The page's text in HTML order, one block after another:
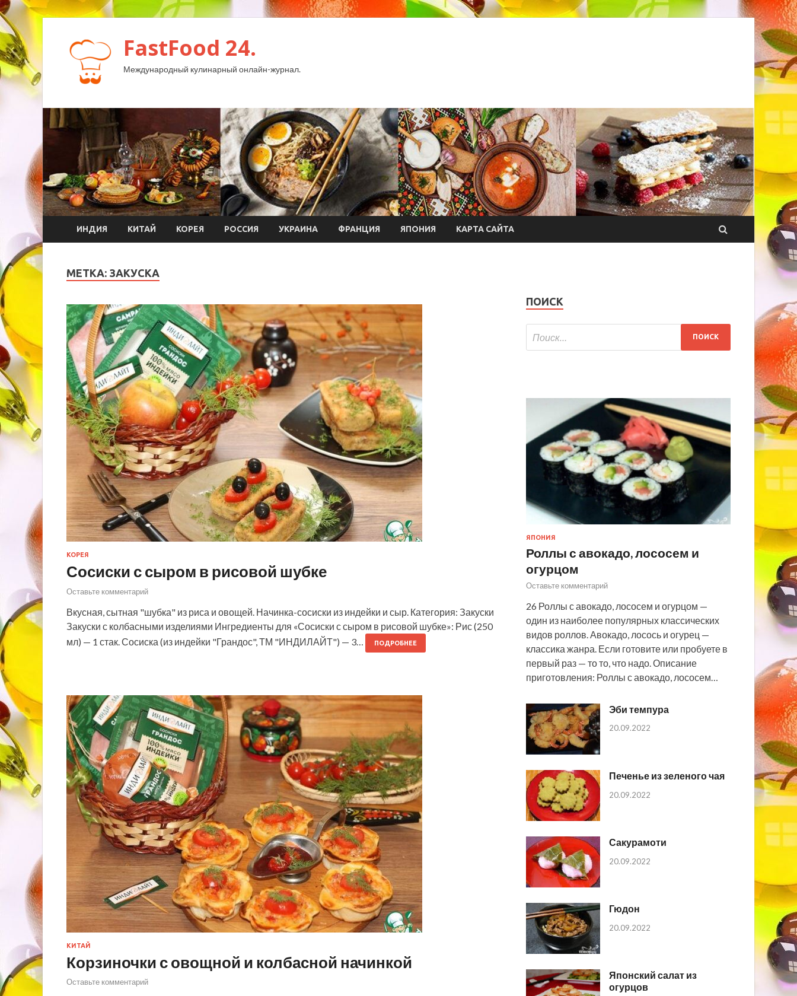
FastFood 24.
Международный кулинарный онлайн-журнал.
ИНДИЯ КИТАЙ КОРЕЯ РОССИЯ УКРАИНА ФРАНЦИЯ ЯПОНИЯ КАРТА САЙТА
МЕТКА: ЗАКУСКА
КОРЕЯ
Сосиски с сыром в рисовой шубке
Оставьте комментарий
Вкусная, сытная "шубка" из риса и овощей. Начинка-сосиски из индейки и сыр. Категория: Закуски
Закуски с колбасными изделиями Ингредиенты для «Сосиски с сыром в рисовой шубке»: Рис (250
мл) — 1 стак. Сосиска (из индейки "Грандос", ТМ "ИНДИЛАЙТ") — 3…
ПОДРОБНЕЕ
КИТАЙ
Корзиночки с овощной и колбасной начинкой
Оставьте комментарий
ПОИСК
ЯПОНИЯ
Роллы с авокадо, лососем и
огурцом
Оставьте комментарий
26 Роллы с авокадо, лососем и огурцом —
один из наиболее популярных классических
видов роллов. Авокадо, лосось и огурец —
классика жанра. Если готовите или пробуете в
первый раз — то то, что надо. Описание
приготовления: Роллы с авокадо, лососем…
Эби темпура
20.09.2022
Печенье из зеленого чая
20.09.2022
Сакурамоти
20.09.2022
Гюдон
20.09.2022
Японский салат из
огурцов